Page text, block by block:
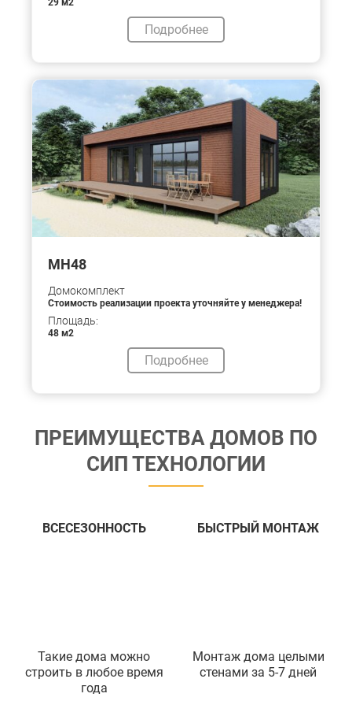
29 м2
Подробнее
МН48
Домокомплект
Стоимость реализации проекта уточняйте у менеджера!
Площадь:
48 м2
Подробнее
ПРЕИМУЩЕСТВА ДОМОВ ПО
СИП ТЕХНОЛОГИИ
ВСЕСЕЗОННОСТЬ
Такие дома можно
строить в любое время
года
БЫСТРЫЙ МОНТАЖ
Монтаж дома целыми
стенами за 5-7 дней